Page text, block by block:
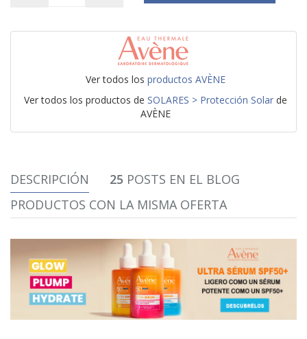
Ver todos los productos AVÈNE
Ver todos los productos de SOLARES > Protección Solarde
AVÈNE
DESCRIPCIÓN 25 POSTS EN EL BLOG
PRODUCTOS CON LA MISMA OFERTA